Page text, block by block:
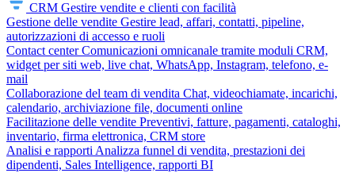
CRM Gestire vendite e clienti con facilità
Gestione delle vendite Gestire lead, affari, contatti, pipeline,
autorizzazioni di accesso e ruoli
Contact center Comunicazioni omnicanale tramite moduli CRM,
widget per siti web, live chat, WhatsApp, Instagram, telefono, e-
mail
Collaborazione del team di vendita Chat, videochiamate, incarichi,
calendario, archiviazione file, documenti online
Facilitazione delle vendite Preventivi, fatture, pagamenti, cataloghi,
inventario, firma elettronica, CRM store
Analisi e rapporti Analizza funnel di vendita, prestazioni dei
dipendenti, Sales Intelligence, rapporti BI